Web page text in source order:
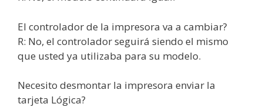
El controlador de la impresora va a cambiar?
R: No, el controlador seguirá siendo el mismo
que usted ya utilizaba para su modelo.
Necesito desmontar la impresora enviar la
tarjeta Lógica?